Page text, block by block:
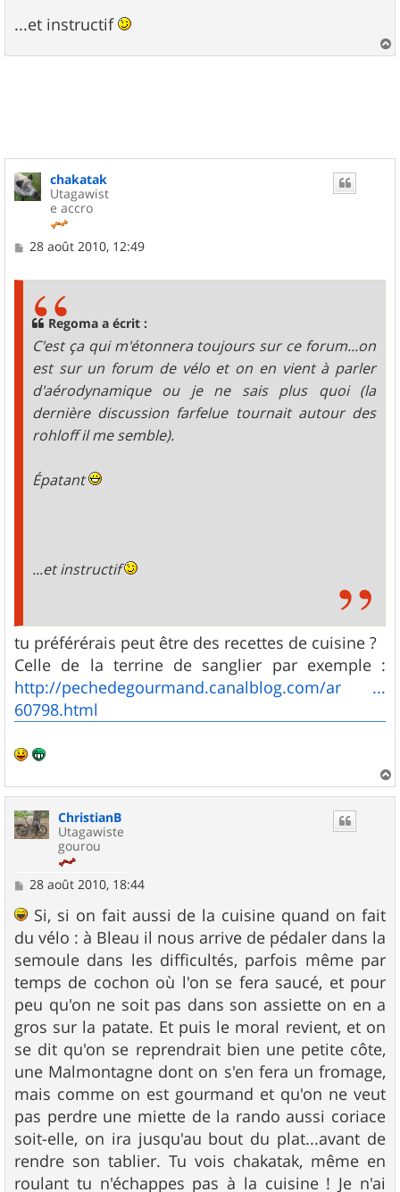
...et instructif
a
chakatak
Utagawist
e accro
M
28 août 2010, 12:49
Regoma a écrit :
C'est ça qui m'étonnera toujours sur ce forum...on
est sur un forum de vélo et on en vient à parler
d'aérodynamique ou je ne sais plus quoi (la
dernière discussion farfelue tournait autour des
rohloff il me semble).
Épatant
...et instructif
tu préférérais peut être des recettes de cuisine ?
Celle de la terrine de sanglier par exemple :
http://pechedegourmand.canalblog.com/ar ...
60798.html
a
ChristianB
Utagawiste
gourou
M
s
a
g
e
28 août 2010, 18:44
Si, si on fait aussi de la cuisine quand on fait
du vélo : à Bleau il nous arrive de pédaler dans la
semoule dans les difficultés, parfois même par
temps de cochon où l'on se fera saucé, et pour
peu qu'on ne soit pas dans son assiette on en a
gros sur la patate. Et puis le moral revient, et on
se dit qu'on se reprendrait bien une petite côte,
une Malmontagne dont on s'en fera un fromage,
mais comme on est gourmand et qu'on ne veut
pas perdre une miette de la rando aussi coriace
soit-elle, on ira jusqu'au bout du plat...avant de
rendre son tablier. Tu vois chakatak, même en
roulant tu n'échappes pas à la cuisine ! Je n'ai